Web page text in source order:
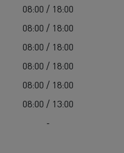
08:00 / 18:00
08:00 / 18:00
08:00 / 18:00
08:00 / 18:00
08:00 / 18:00
08:00 / 13:00
-